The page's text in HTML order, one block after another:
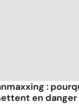
:
en danger